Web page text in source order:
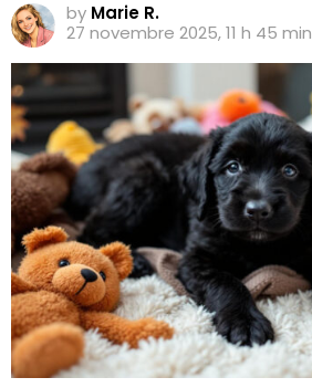
by Marie R.
27 novembre 2025, 11 h 45 min